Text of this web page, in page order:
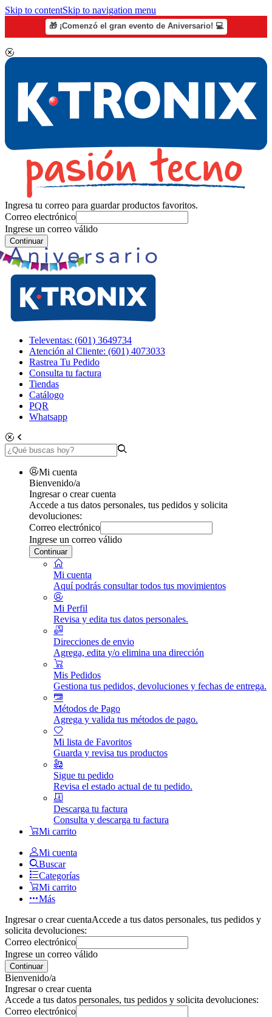
Skip to contentSkip to navigation menu
🎁 ¡Comenzó el gran evento de Aniversario! 💻
Ingresa tu correo para guardar productos favoritos.
Correo electrónico
Ingrese un correo válido
Continuar
Televentas: (601) 3649734
Atención al Cliente: (601) 4073033
Rastrea Tu Pedido
Consulta tu factura
Tiendas
Catálogo
PQR
Whatsapp
Mi cuenta
Bienvenido/a
Ingresar o crear cuenta
Accede a tus datos personales, tus pedidos y solicita
devoluciones:
Correo electrónico
Ingrese un correo válido
Continuar
Mi cuenta
Aquí podrás consultar todos tus movimientos
Mi Perfil
Revisa y edita tus datos personales.
Direcciones de envio
Agrega, edita y/o elimina una dirección
Mis Pedidos
Gestiona tus pedidos, devoluciones y fechas de entrega.
Métodos de Pago
Agrega y valida tus métodos de pago.
Mi lista de Favoritos
Guarda y revisa tus productos
Sigue tu pedido
Revisa el estado actual de tu pedido.
Descarga tu factura
Consulta y descarga tu factura
Mi carrito
Mi cuenta
Buscar
Categorías
Mi carrito
Más
Ingresar o crear cuentaAccede a tus datos personales, tus pedidos y
solicita devoluciones:
Correo electrónico
Ingrese un correo válido
Continuar
Bienvenido/a
Ingresar o crear cuenta
Accede a tus datos personales, tus pedidos y solicita devoluciones:
Correo electrónico